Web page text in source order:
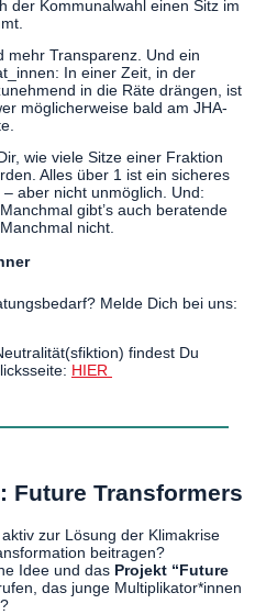
der Kommunalwahl einen Sitz im
mehr Transparenz. Und ein
In einer Zeit, in der
in die Räte drängen, ist
möglicherweise bald am JHA-
wie viele Sitze einer Fraktion
Alles über 1 ist ein sicheres
aber nicht unmöglich. Und:
gibt’s auch beratende
nicht.
Melde Dich bei uns:
findest Du
HIER
Future Transformers
zur Lösung der Klimakrise
beitragen?
Idee und das Projekt “Future
das junge Multiplikator*innen